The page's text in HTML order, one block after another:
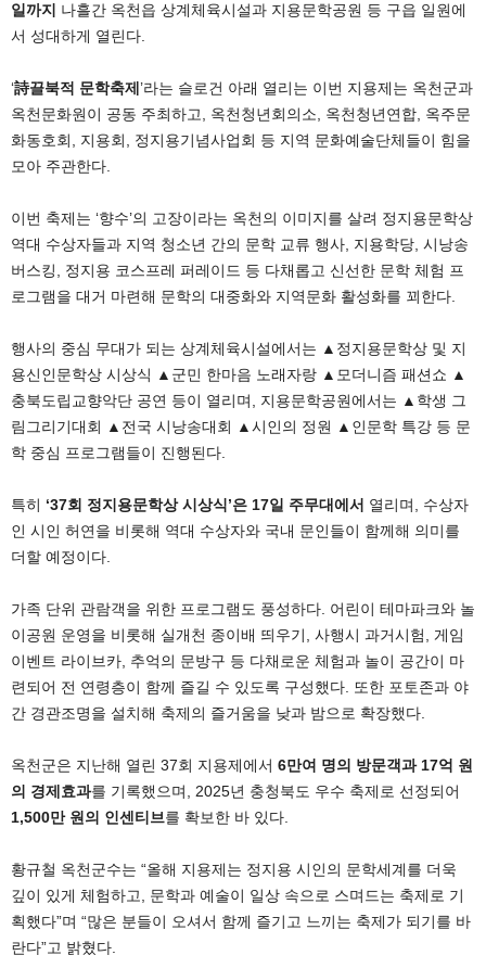
일까지 나흘간 옥천읍 상계체육시설과 지용문학공원 등 구읍 일원에
서 성대하게 열린다.
‘詩끌북적 문학축제 ’라는 슬로건 아래 열리는 이번 지용제는 옥천군과
옥천문화원이 공동 주최하고, 옥천청년회의소, 옥천청년연합, 옥주문
화동호회, 지용회, 정지용기념사업회 등 지역 문화예술단체들이 힘을
모아 주관한다.
이번 축제는 ‘향수’의 고장이라는 옥천의 이미지를 살려 정지용문학상
역대 수상자들과 지역 청소년 간의 문학 교류 행사, 지용학당, 시낭송
버스킹, 정지용 코스프레 퍼레이드 등 다채롭고 신선한 문학 체험 프
로그램을 대거 마련해 문학의 대중화와 지역문화 활성화를 꾀한다.
행사의 중심 무대가 되는 상계체육시설에서는 ▲정지용문학상 및 지
용신인문학상 시상식 ▲군민 한마음 노래자랑 ▲모더니즘 패션쇼 ▲
충북도립교향악단 공연 등이 열리며, 지용문학공원에서는 ▲학생 그
림그리기대회 ▲전국 시낭송대회 ▲시인의 정원 ▲인문학 특강 등 문
학 중심 프로그램들이 진행된다.
특히 ‘37회 정지용문학상 시상식’은 17일 주무대에서 열리며, 수상자
인 시인 허연을 비롯해 역대 수상자와 국내 문인들이 함께해 의미를
더할 예정이다.
가족 단위 관람객을 위한 프로그램도 풍성하다. 어린이 테마파크와 놀
이공원 운영을 비롯해 실개천 종이배 띄우기, 사행시 과거시험, 게임
이벤트 라이브카, 추억의 문방구 등 다채로운 체험과 놀이 공간이 마
련되어 전 연령층이 함께 즐길 수 있도록 구성했다. 또한 포토존과 야
간 경관조명을 설치해 축제의 즐거움을 낮과 밤으로 확장했다.
옥천군은 지난해 열린 37회 지용제에서 6만여 명의 방문객과 17억 원
의 경제효과를 기록했으며, 2025년 충청북도 우수 축제로 선정되어
1,500만 원의 인센티브를 확보한 바 있다.
황규철 옥천군수는 “올해 지용제는 정지용 시인의 문학세계를 더욱
깊이 있게 체험하고, 문학과 예술이 일상 속으로 스며드는 축제로 기
획했다”며 “많은 분들이 오셔서 함께 즐기고 느끼는 축제가 되기를 바
란다”고 밝혔다.